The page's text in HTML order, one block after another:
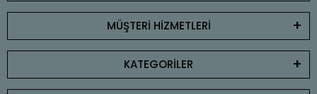
MÜŞTERİ HİZMETLERİ
KATEGORİLER